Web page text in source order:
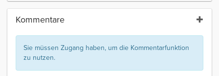
Kommentare
Sie müssen Zugang haben, um die Kommentarfunktion
zu nutzen.